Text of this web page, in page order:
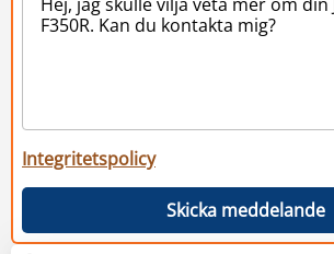
Integritetspolicy
Skicka meddelande